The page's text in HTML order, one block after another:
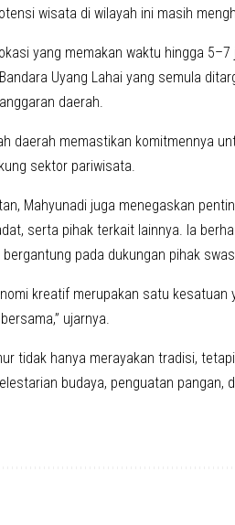
wisata di wilayah ini masih
yang memakan waktu hingga
Uyang Lahai yang semula
daerah.
daerah memastikan komitmennya
sektor pariwisata.
Mahyunadi juga menegaskan
serta pihak terkait lainnya. Ia
pada dukungan pihak
kreatif merupakan satu
ujarnya.
tidak hanya merayakan tradisi,
budaya, penguatan pangan,